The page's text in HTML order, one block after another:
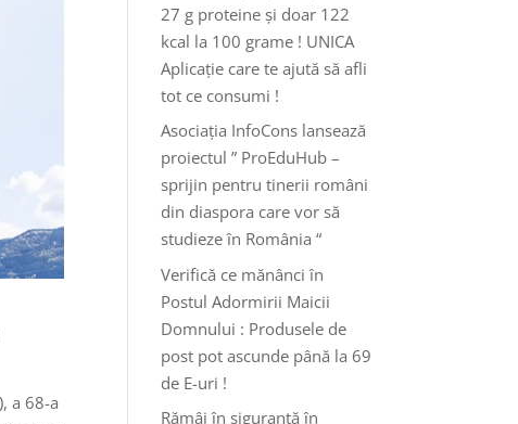
a 68-a
27 g proteine și doar 122
kcal la 100 grame ! UNICA
Aplicație care te ajută să afli
tot ce consumi !
Asociația InfoCons lansează
proiectul ” ProEduHub –
sprijin pentru tinerii români
din diaspora care vor să
studieze în România “
Verifică ce mănânci în
Postul Adormirii Maicii
Domnului : Produsele de
post pot ascunde până la 69
de E-uri !
Rămâi în siguranță în